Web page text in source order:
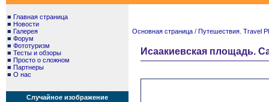
■ Главная страница
■ Новости
■ Галерея
■ Форум
■ Фототуризм
■ Тесты и обзоры
■ Просто о сложном
■ Партнеры
■ О нас
Случайное изображение
Основная страница / Путешествия. Travel
Исаакиевская площадь.